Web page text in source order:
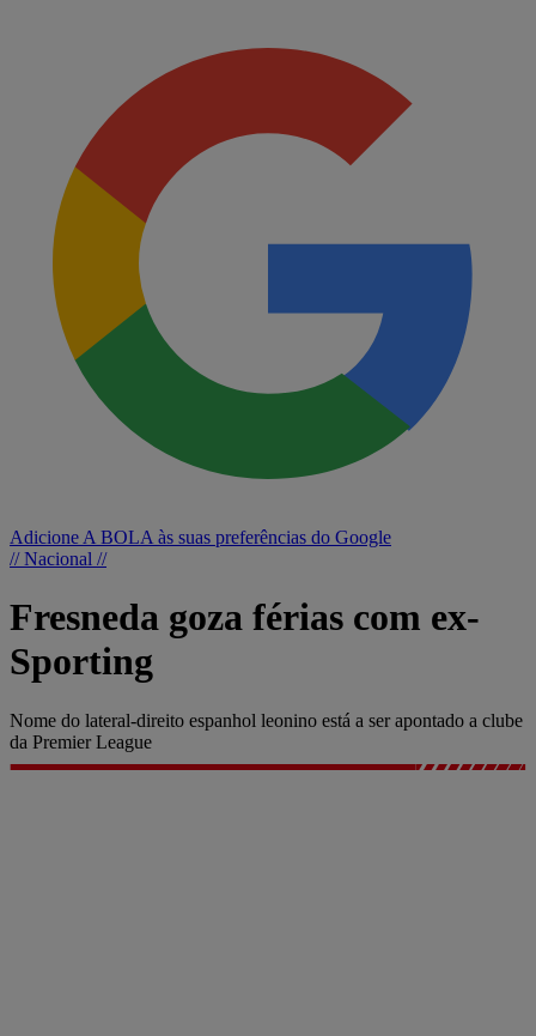
Adicione A BOLA às suas preferências do Google
// Nacional //
Fresneda goza férias com ex-
Sporting
Nome do lateral-direito espanhol leonino está a ser apontado a clube
da Premier League